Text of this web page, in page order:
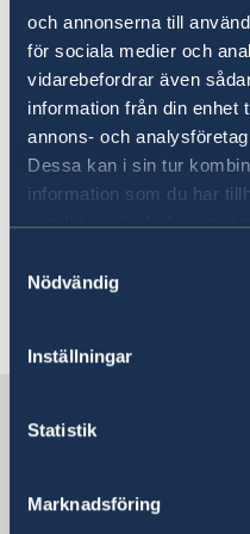
och annonserna till
för sociala medier och
vidarebefordrar även
information från din enhet
annons- och
Dessa kan i sin tur
information som du har
samlat in när du har
Nödvändig
Inställningar
Statistik
Marknadsföring
Anmäla handelshinder
Hälsa
Mänskliga rättigheter
Demokrati
Ekonomisk tillväxt
Korruption
eller rese-app.
avsedd att användas i
swedenabroad.com/
http://
Sverige i
Sveriges